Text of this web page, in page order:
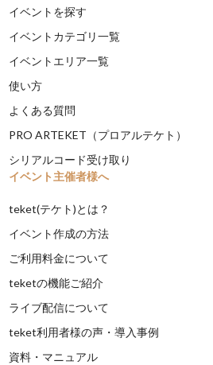
イベントを探す
イベントカテゴリ一覧
イベントエリア一覧
使い方
よくある質問
PRO ARTEKET（プロアルテケト）
シリアルコード受け取り
イベント主催者様へ
teket(テケト)とは？
イベント作成の方法
ご利用料金について
teketの機能ご紹介
ライブ配信について
teket利用者様の声・導入事例
資料・マニュアル